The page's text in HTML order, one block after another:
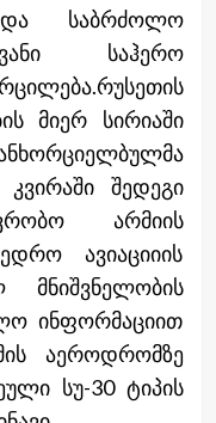
საბრძოლო
საჰერო
მიერ სირიაში
შედეგი
არმიის
ავიაციიის
მნიშვნელობის
ინფორმაციით
აეროდრომზე
სუ-30 ტიპის